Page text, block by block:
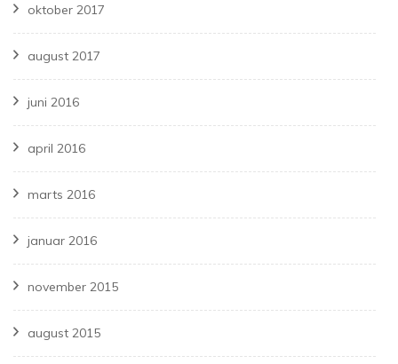
oktober 2017
august 2017
juni 2016
april 2016
marts 2016
januar 2016
november 2015
august 2015